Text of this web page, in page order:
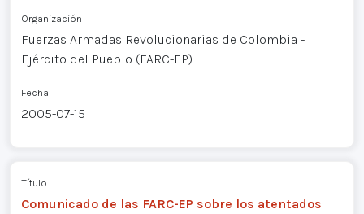
Organización
Fuerzas Armadas Revolucionarias de Colombia -
Ejército del Pueblo (FARC-EP)
Fecha
2005-07-15
Título
Comunicado de las FARC-EP sobre los atentados